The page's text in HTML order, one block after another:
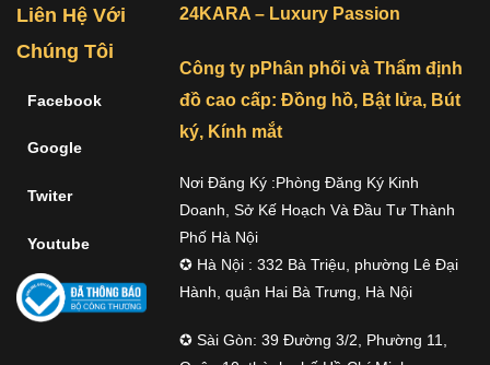
Liên Hệ Với
Chúng Tôi
Facebook
Google
Twiter
Youtube
24KARA – Luxury Passion
Công ty pPhân phối và Thẩm định
đồ cao cấp: Đồng hồ, Bật lửa, Bút
ký, Kính mắt
Nơi Đăng Ký :Phòng Đăng Ký Kinh
Doanh, Sở Kế Hoạch Và Đầu Tư Thành
Phố Hà Nội
✪ Hà Nội : 332 Bà Triệu, phường Lê Đại
Hành, quận Hai Bà Trưng, Hà Nội
✪ Sài Gòn: 39 Đường 3/2, Phường 11,